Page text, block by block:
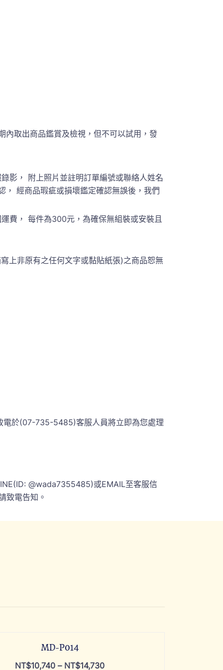
內取出商品鑑賞及檢視，但不可以試用，發
影， 附上照片並註明訂單編號或聯絡人姓名
經商品瑕疵或損壞鑑定確認無誤後，我們
費， 每件為300元，為確保無組裝或安裝且
上非原有之任何文字或黏貼紙張)之商品恕無
電於(07-735-5485)客服人員將立即為您處理
@wada7355485)或EMAIL至客服信
致電告知。
MD-P014
NT$10,740 – NT$14,730